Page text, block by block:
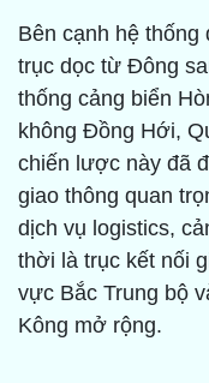
Bên cạnh hệ
trục dọc từ Đông
thống cảng biển
không Đồng Hới,
chiến lược này đã
giao thông quan
dịch vụ logistics,
thời là trục kết nối
vực Bắc Trung bộ
Kông mở rộng.